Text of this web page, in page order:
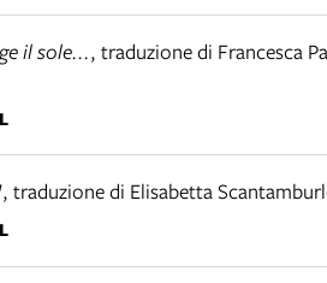
il sole..., traduzione di Francesca
, traduzione di Elisabetta